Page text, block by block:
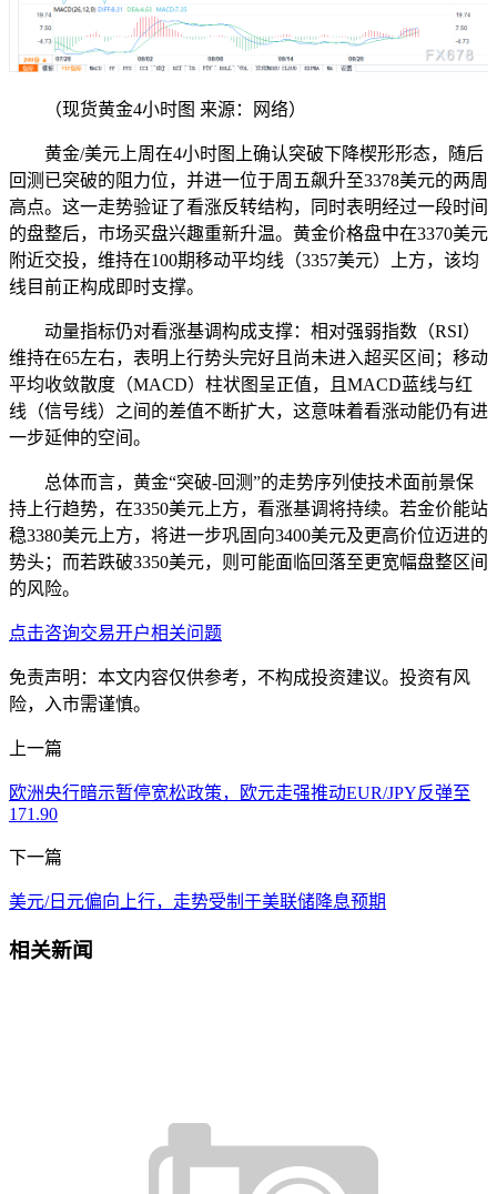
（现货黄金4小时图 来源：网络）
黄金/美元上周在4小时图上确认突破下降楔形形态，随后
回测已突破的阻力位，并进一位于周五飙升至3378美元的两周
高点。这一走势验证了看涨反转结构，同时表明经过一段时间
的盘整后，市场买盘兴趣重新升温。黄金价格盘中在3370美元
附近交投，维持在100期移动平均线（3357美元）上方，该均
线目前正构成即时支撑。
动量指标仍对看涨基调构成支撑：相对强弱指数（RSI）
维持在65左右，表明上行势头完好且尚未进入超买区间；移动
平均收敛散度（MACD）柱状图呈正值，且MACD蓝线与红
线（信号线）之间的差值不断扩大，这意味着看涨动能仍有进
一步延伸的空间。
总体而言，黄金“突破-回测”的走势序列使技术面前景保
持上行趋势，在3350美元上方，看涨基调将持续。若金价能站
稳3380美元上方，将进一步巩固向3400美元及更高价位迈进的
势头；而若跌破3350美元，则可能面临回落至更宽幅盘整区间
的风险。
点击咨询交易开户相关问题
免责声明：本文内容仅供参考，不构成投资建议。投资有风
险，入市需谨慎。
上一篇
欧洲央行暗示暂停宽松政策，欧元走强推动EUR/JPY反弹至
171.90
下一篇
美元/日元偏向上行，走势受制于美联储降息预期
相关新闻